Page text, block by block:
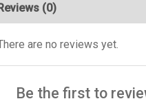
(0)
are no reviews yet.
Be the first to